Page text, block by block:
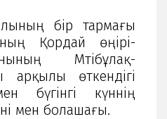
бір тармағы
Қордай өңірі-
Мәтібұлақ-
арқылы өткендігі
бүгінгі күннің
мен болашағы.